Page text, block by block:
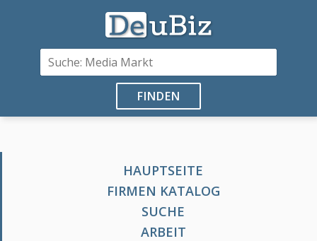
FINDEN
HAUPTSEITE
FIRMEN KATALOG
SUCHE
ARBEIT